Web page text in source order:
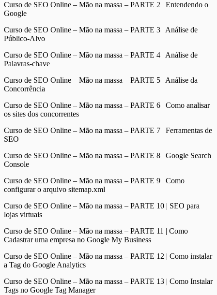
Curso de SEO Online – Mão na massa – PARTE 2 | Entendendo o
Google
Curso de SEO Online – Mão na massa – PARTE 3 | Análise de
Público-Alvo
Curso de SEO Online – Mão na massa – PARTE 4 | Análise de
Palavras-chave
Curso de SEO Online – Mão na massa – PARTE 5 | Análise da
Concorrência
Curso de SEO Online – Mão na massa – PARTE 6 | Como analisar
os sites dos concorrentes
Curso de SEO Online – Mão na massa – PARTE 7 | Ferramentas de
SEO
Curso de SEO Online – Mão na massa – PARTE 8 | Google Search
Console
Curso de SEO Online – Mão na massa – PARTE 9 | Como
configurar o arquivo sitemap.xml
Curso de SEO Online – Mão na massa – PARTE 10 | SEO para
lojas virtuais
Curso de SEO Online – Mão na massa – PARTE 11 | Como
Cadastrar uma empresa no Google My Business
Curso de SEO Online – Mão na massa – PARTE 12 | Como instalar
a Tag do Google Analytics
Curso de SEO Online – Mão na massa – PARTE 13 | Como Instalar
Tags no Google Tag Manager